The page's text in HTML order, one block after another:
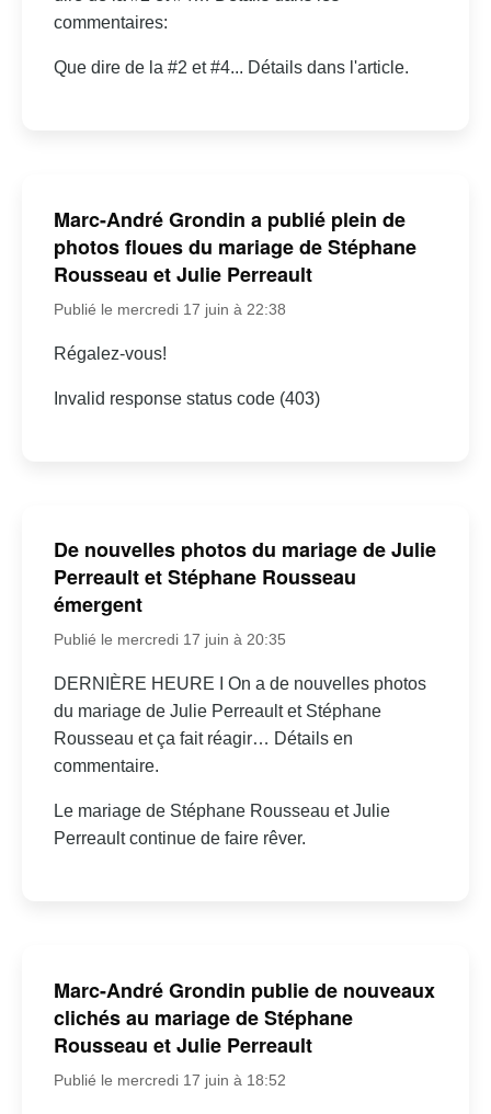
commentaires:
Que dire de la #2 et #4... Détails dans l'article.
Marc-André Grondin a publié plein de
photos floues du mariage de Stéphane
Rousseau et Julie Perreault
Publié le mercredi 17 juin à 22:38
Régalez-vous!
Invalid response status code (403)
De nouvelles photos du mariage de Julie
Perreault et Stéphane Rousseau
émergent
Publié le mercredi 17 juin à 20:35
DERNIÈRE HEURE I On a de nouvelles photos
du mariage de Julie Perreault et Stéphane
Rousseau et ça fait réagir… Détails en
commentaire.
Le mariage de Stéphane Rousseau et Julie
Perreault continue de faire rêver.
Marc-André Grondin publie de nouveaux
clichés au mariage de Stéphane
Rousseau et Julie Perreault
Publié le mercredi 17 juin à 18:52